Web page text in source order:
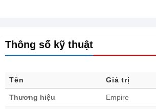
Thông số kỹ thuật
Tên Giá trị
Thương hiệu Empire